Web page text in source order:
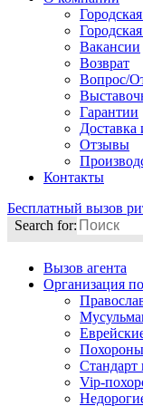
Вакансии
Возврат
Вопрос/
Гарантии
Доставка
Отзывы
Контакты
Бесплатный вызов
Search for:
Вызов агента
Организация
Стандарт
Vip-